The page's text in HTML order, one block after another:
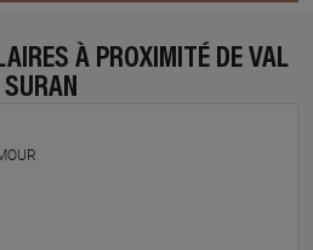
À PROXIMITÉ DE VAL
SURAN